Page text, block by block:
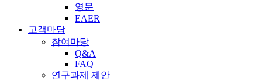
영문
EAER
고객마당
참여마당
Q&A
FAQ
연구과제 제안